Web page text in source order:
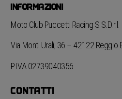
INFORMAZIONI
Moto Club Puccetti Racing S.S.D.r.l.
Via Monti Urali, 36 – 42122 Reggio
P.IVA 02739040356
CONTATTI